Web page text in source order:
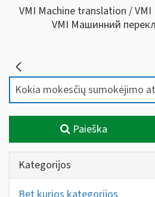
VMI Machine translation /
VMI Машинний
Paieška
Kategorijos